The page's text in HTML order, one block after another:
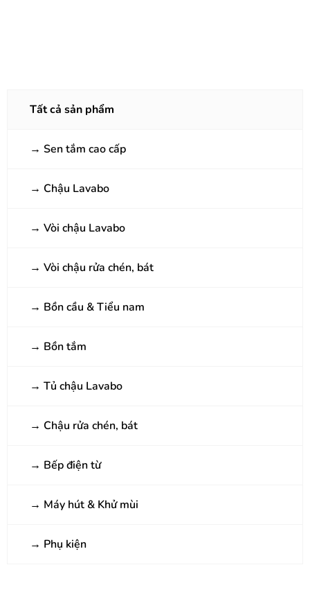
Tất cả sản phẩm
→ Sen tắm cao cấp
→ Chậu Lavabo
→ Vòi chậu Lavabo
→ Vòi chậu rửa chén, bát
→ Bồn cầu & Tiểu nam
→ Bồn tắm
→ Tủ chậu Lavabo
→ Chậu rửa chén, bát
→ Bếp điện từ
→ Máy hút & Khử mùi
→ Phụ kiện